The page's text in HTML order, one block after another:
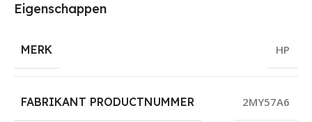
Eigenschappen
MERK HP
FABRIKANT PRODUCTNUMMER 2MY57A6